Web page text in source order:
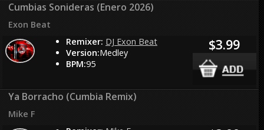
Cumbias Sonideras (Enero 2026)
Exon Beat
Remixer: DJ Exon Beat
Version:Medley
BPM:95
$3.99
Ya Borracho (Cumbia Remix)
Mike F